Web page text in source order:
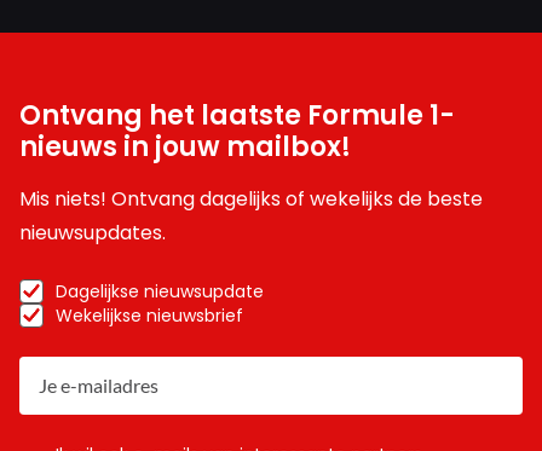
Ontvang het laatste Formule 1-
nieuws in jouw mailbox!
Mis niets! Ontvang dagelijks of wekelijks de beste
nieuwsupdates.
Dagelijkse nieuwsupdate
Wekelijkse nieuwsbrief